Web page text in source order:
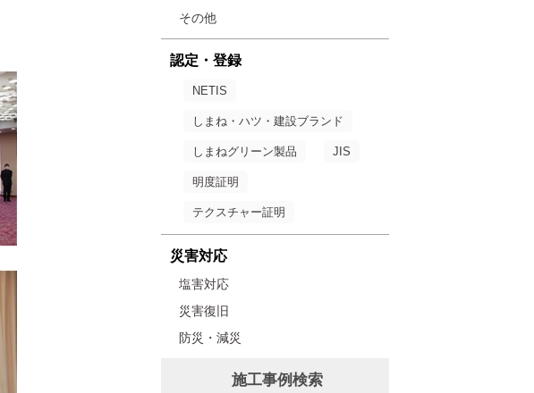
その他
認定・登録
NETIS
しまね・ハツ・建設ブランド
しまねグリーン製品 JIS
明度証明
テクスチャー証明
災害対応
塩害対応
災害復旧
防災・減災
施工事例検索